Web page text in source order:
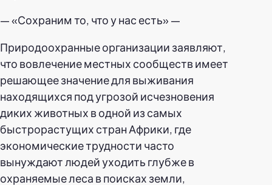
— «Сохраним то, что у нас есть» —
Природоохранные организации заявляют,
что вовлечение местных сообществ имеет
решающее значение для выживания
находящихся под угрозой исчезновения
диких животных в одной из самых
быстрорастущих стран Африки, где
экономические трудности часто
вынуждают людей уходить глубже в
охраняемые леса в поисках земли,